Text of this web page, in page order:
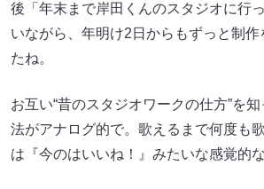
後「年末まで岸田くんのスタジオに行
いながら、年明け2日からもずっと制作
たね。
お互い“昔のスタジオワークの仕方”を
法がアナログ的で。歌えるまで何度も
は『今のはいいね！』みたいな感覚的